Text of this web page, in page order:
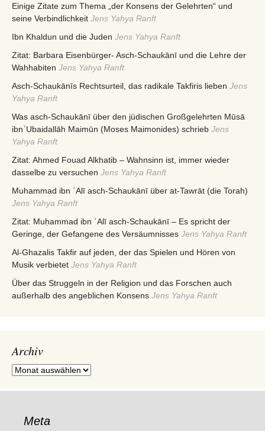
Einige Zitate zum Thema „der Konsens der Gelehrten“ und
seine Verbindlichkeit Jens Yahya Ranft
Ibn Khaldun und die Juden Jens Yahya Ranft
Zitat: Barbara Eisenbürger- Asch-Schaukānī und die Lehre der
Wahhabiten Jens Yahya Ranft
Asch-Schaukānīs Rechtsurteil, das radikale Takfiris lieben Jens
Yahya Ranft
Was asch-Schaukānī über den jüdischen Großgelehrten Mūsā
ibnʿUbaidallāh Maimūn (Moses Maimonides) schrieb Jens
Yahya Ranft
Zitat: Ahmed Fouad Alkhatib – Wahnsinn ist, immer wieder
dasselbe zu versuchen Jens Yahya Ranft
Muhammad ibn ʿAlī asch-Schaukānī über at-Tawrāt (die Torah)
Jens Yahya Ranft
Zitat: Muḥammad ibn ʿAlī asch-Schaukānī – Es spricht der
Geringe, der Gefangene des Versäumnisses Jens Yahya Ranft
Al-Ghazalis Takfir auf jeden, der das Spielen und Hören von
Musik verbietet Jens Yahya Ranft
Über das Struggeln in der Religion und das Forschen auch
außerhalb des angeblichen Konsens Jens Yahya Ranft
Archiv
Archiv
Meta